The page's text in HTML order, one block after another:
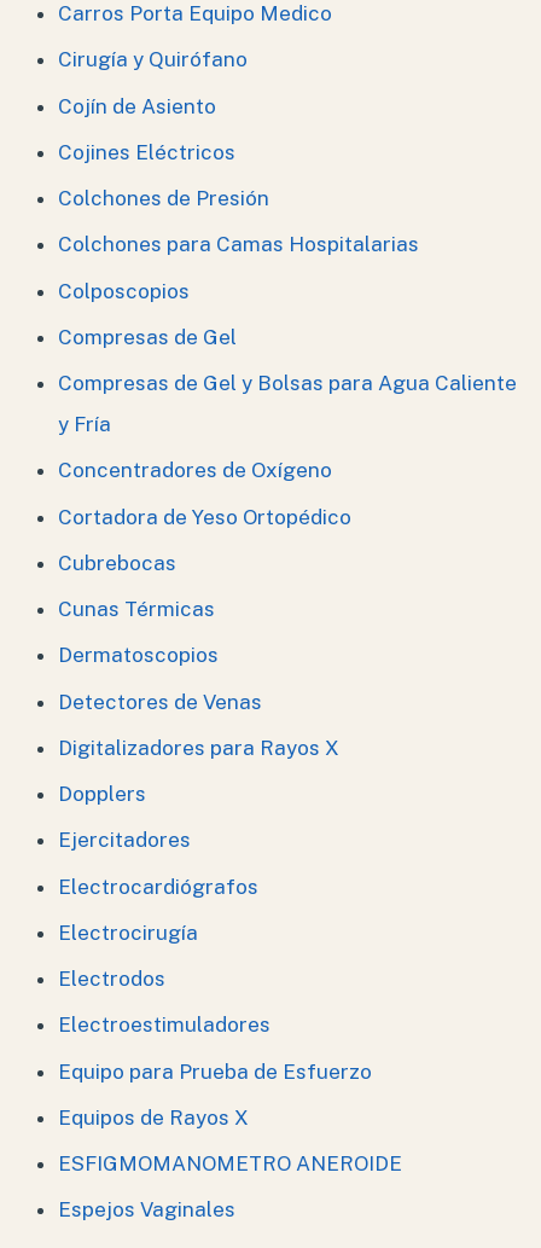
Carros Porta Equipo Medico
Cirugía y Quirófano
Cojín de Asiento
Cojines Eléctricos
Colchones de Presión
Colchones para Camas Hospitalarias
Colposcopios
Compresas de Gel
Compresas de Gel y Bolsas para Agua Caliente
y Fría
Concentradores de Oxígeno
Cortadora de Yeso Ortopédico
Cubrebocas
Cunas Térmicas
Dermatoscopios
Detectores de Venas
Digitalizadores para Rayos X
Dopplers
Ejercitadores
Electrocardiógrafos
Electrocirugía
Electrodos
Electroestimuladores
Equipo para Prueba de Esfuerzo
Equipos de Rayos X
ESFIGMOMANOMETRO ANEROIDE
Espejos Vaginales